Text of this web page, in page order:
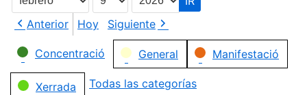
Mes
Día
Año
Anterior
Hoy
Siguiente
Categorías
Concentració General Manifestació
Xerrada Todas las categorías